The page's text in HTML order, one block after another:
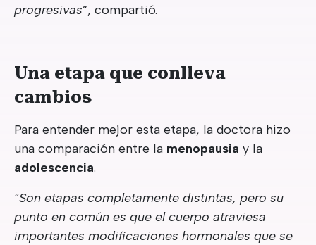
progresivas”, compartió.
Una etapa que conlleva
cambios
Para entender mejor esta etapa, la doctora hizo
una comparación entre la menopausia y la
adolescencia.
“Son etapas completamente distintas, pero su
punto en común es que el cuerpo atraviesa
importantes modificaciones hormonales que se